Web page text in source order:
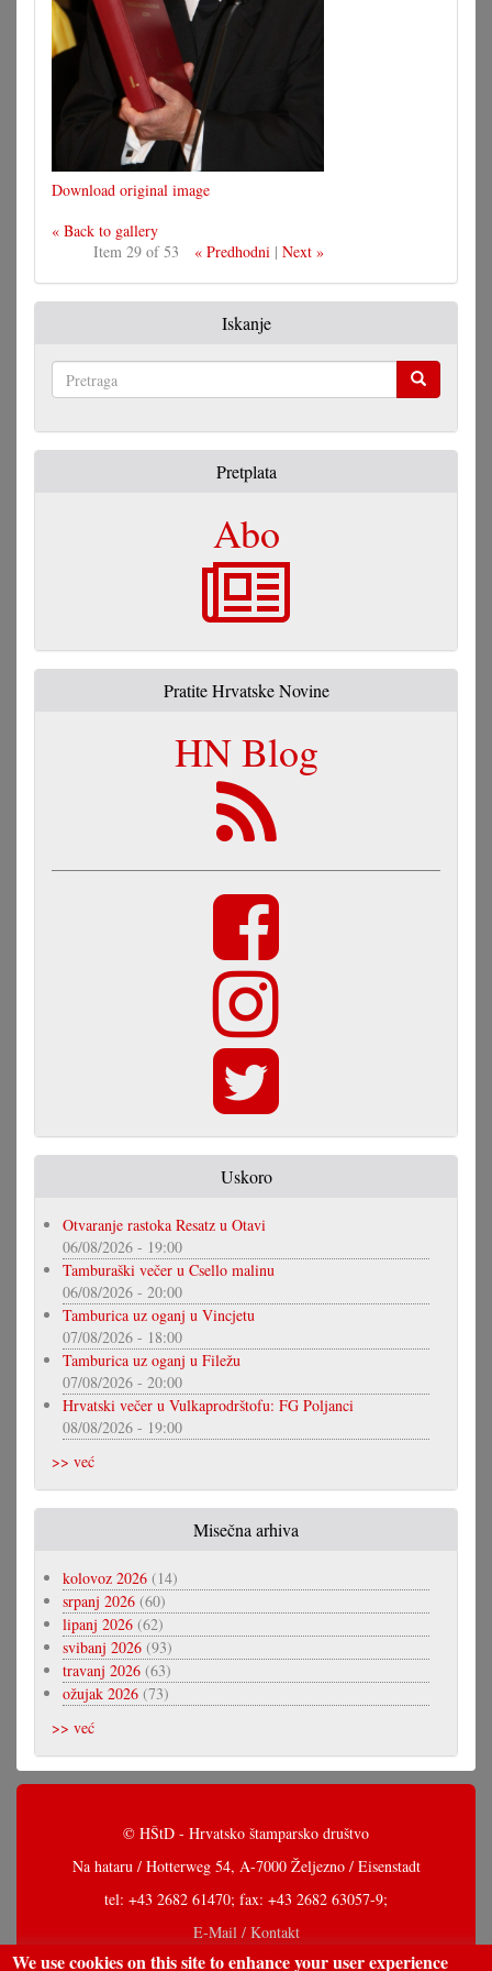
Download original image
« Back to gallery
Item 29 of 53
« Predhodni| Next »
Iskanje
Pretplata
Abo
Pratite Hrvatske Novine
HN Blog
Uskoro
Otvaranje rastoka Resatz u Otavi
06/08/2026 - 19:00
Tamburaški večer u Csello malinu
06/08/2026 - 20:00
Tamburica uz oganj u Vincjetu
07/08/2026 - 18:00
Tamburica uz oganj u Filežu
07/08/2026 - 20:00
Hrvatski večer u Vulkaprodrštofu: FG Poljanci
08/08/2026 - 19:00
>> već
Misečna arhiva
kolovoz 2026 (14)
srpanj 2026 (60)
lipanj 2026 (62)
svibanj 2026 (93)
travanj 2026 (63)
ožujak 2026 (73)
>> već
© HŠtD - Hrvatsko štamparsko društvo
Na hataru / Hotterweg 54, A-7000 Željezno / Eisenstadt
tel: +43 2682 61470; fax: +43 2682 63057-9;
E-Mail / Kontakt
We use cookies on this site to enhance your user experience